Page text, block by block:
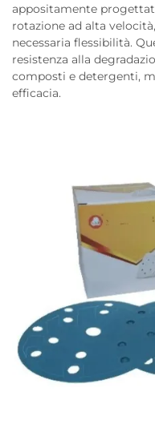
appositamente
rotazione ad alta
necessaria flessibilità.
resistenza alla
composti e detergenti,
efficacia.